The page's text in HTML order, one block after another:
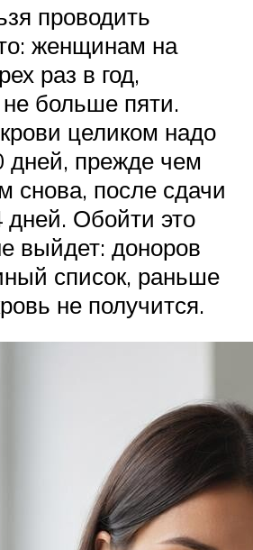
проводить
женщинам на
раз в год,
больше пяти.
целиком надо
дней, прежде чем
снова, после сдачи
Обойти это
выйдет: доноров
список, раньше
не получится.